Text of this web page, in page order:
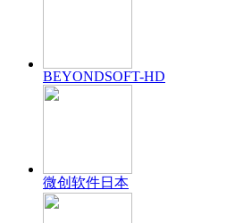
BEYONDSOFT-HD
微创软件日本